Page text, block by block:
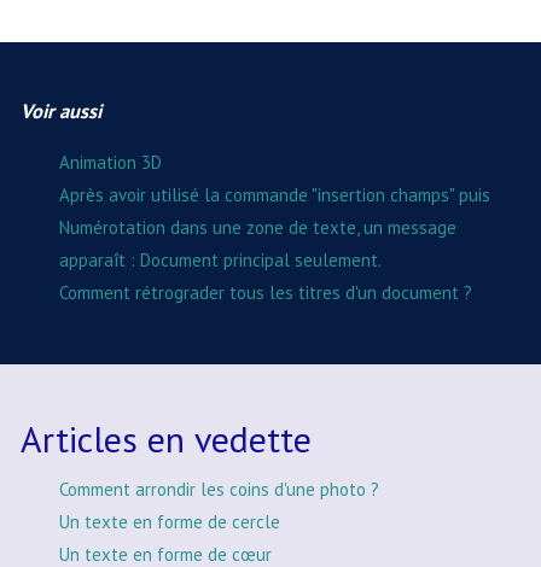
Voir aussi
Animation 3D
Après avoir utilisé la commande "insertion champs" puis
Numérotation dans une zone de texte, un message
apparaît : Document principal seulement.
Comment rétrograder tous les titres d'un document ?
Articles en vedette
Comment arrondir les coins d'une photo ?
Un texte en forme de cercle
Un texte en forme de cœur